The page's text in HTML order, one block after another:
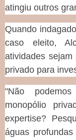
atingiu outros
Quando
caso eleito,
atividades
privado para
"Não
monopólio
expertise?
águas